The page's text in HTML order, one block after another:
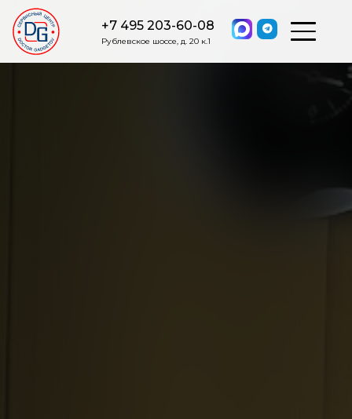
+7 495 203-60-08
Рублевское шоссе, д. 20 к.1